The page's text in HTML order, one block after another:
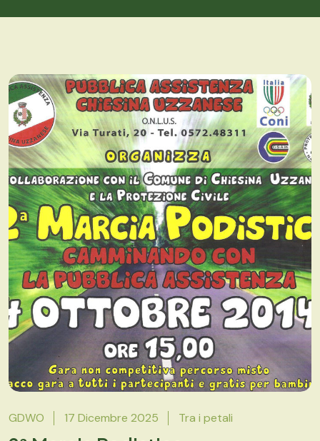
GDWO 17 Dicembre 2025 Tra i petali